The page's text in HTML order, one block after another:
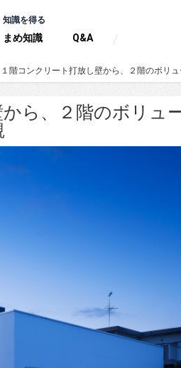
知識を得る
まめ知識 Q&A
１階コンクリート打放し壁から、２階のボリ
ら、２階のボリュ